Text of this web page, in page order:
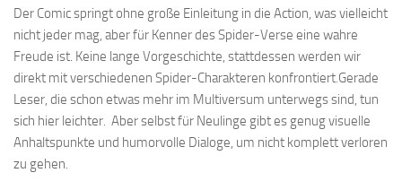
Der Comic springt ohne große Einleitung in die Action, was vielleicht
nicht jeder mag, aber für Kenner des Spider-Verse eine wahre
Freude ist. Keine lange Vorgeschichte, stattdessen werden wir
direkt mit verschiedenen Spider-Charakteren konfrontiert.Gerade
Leser, die schon etwas mehr im Multiversum unterwegs sind, tun
sich hier leichter. Aber selbst für Neulinge gibt es genug visuelle
Anhaltspunkte und humorvolle Dialoge, um nicht komplett verloren
zu gehen.